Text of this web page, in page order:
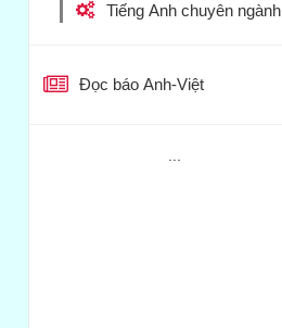
Tiếng Anh chuyên ngành
Đọc báo Anh-Việt
...